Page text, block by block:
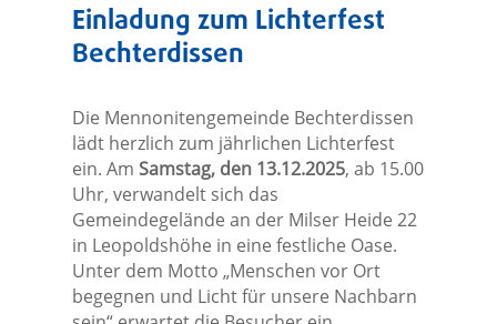
Einladung zum Lichterfest
Bechterdissen
Die Mennonitengemeinde Bechterdissen
lädt herzlich zum jährlichen Lichterfest
ein. Am Samstag, den 13.12.2025, ab 15.00
Uhr, verwandelt sich das
Gemeindegelände an der Milser Heide 22
in Leopoldshöhe in eine festliche Oase.
Unter dem Motto „Menschen vor Ort
begegnen und Licht für unsere Nachbarn